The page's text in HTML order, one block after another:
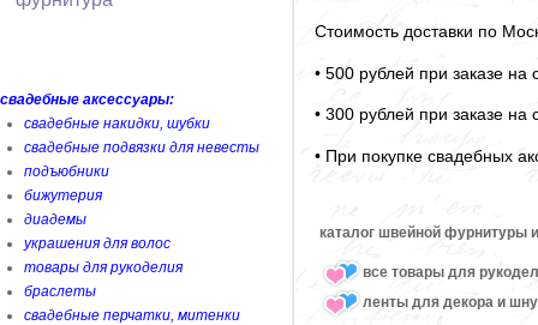
свадебные аксессуары:
свадебные накидки, шубки
свадебные подвязки для невесты
подъюбники
бижутерия
диадемы
украшения для волос
товары для рукоделия
браслеты
свадебные перчатки, митенки
Стоимость доставки по
• 500 рублей при заказе
• 300 рублей при заказе
• При покупке свадебных
каталог швейной фурнитуры
все товары для
ленты для декора и